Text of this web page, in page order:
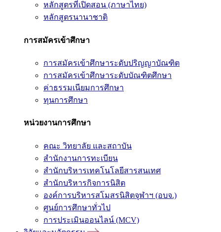
หลักสูตรที่เปิดสอน (ภาษาไทย)
หลักสูตรนานาชาติ
การสมัครเข้าศึกษา
การสมัครเข้าศึกษาระดับปริญญาบัณฑิต
การสมัครเข้าศึกษาระดับบัณฑิตศึกษา
ค่าธรรมเนียมการศึกษา
ทุนการศึกษา
หน่วยงานการศึกษา
คณะ วิทยาลัย และสถาบัน
สำนักงานการทะเบียน
สำนักบริหารเทคโนโลยีสารสนเทศ
สำนักบริหารกิจการนิสิต
องค์การบริหารสโมสรนิสิตจุฬาฯ (อบจ.)
ศูนย์การศึกษาทั่วไป
การประเมินออนไลน์ (MCV)